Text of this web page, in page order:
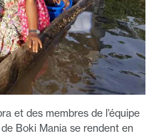
et des membres de l’équipe
Boki Mania se rendent en